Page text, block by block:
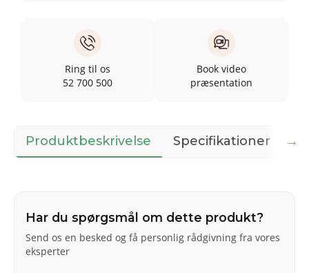
Ring til os
52 700 500
Book video
præsentation
Produktbeskrivelse Specifikationer
Har du spørgsmål om dette produkt?
Send os en besked og få personlig rådgivning fra vores
eksperter
→